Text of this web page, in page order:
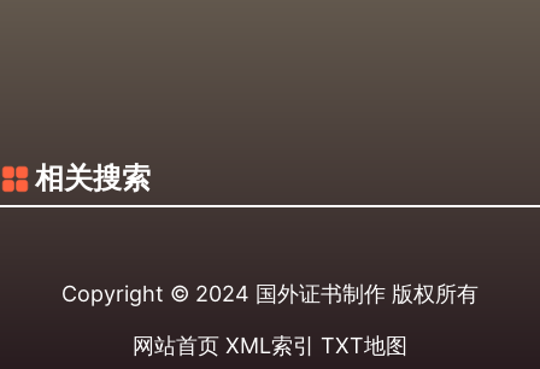
相关搜索
Copyright © 2024 国外证书制作 版权所有
网站首页 XML索引 TXT地图